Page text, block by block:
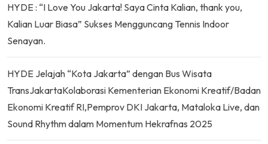
HYDE : “I Love You Jakarta! Saya Cinta Kalian, thank you,
Kalian Luar Biasa” Sukses Mengguncang Tennis Indoor
Senayan.
HYDE Jelajah “Kota Jakarta” dengan Bus Wisata
TransJakartaKolaborasi Kementerian Ekonomi Kreatif/Badan
Ekonomi Kreatif RI,Pemprov DKI Jakarta, Mataloka Live, dan
Sound Rhythm dalam Momentum Hekrafnas 2025